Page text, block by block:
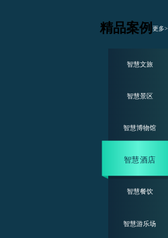
精品案例更多>
智慧文旅
智慧景区
智慧博物馆
智慧酒店
智慧餐饮
智慧游乐场